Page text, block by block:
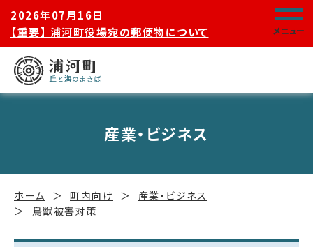
2026年07月16日
【重要】 浦河町役場宛の郵便物について
メニュー
産業・ビジネス
ホーム 町内向け
産業・ビジネス
鳥獣被害対策